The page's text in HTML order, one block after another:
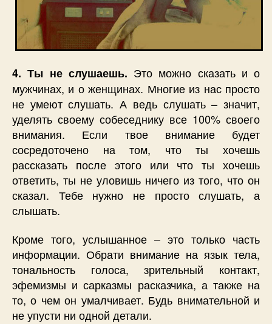
4. Ты не слушаешь. Это можно сказать и о
мужчинах, и о женщинах. Многие из нас просто
не умеют слушать. А ведь слушать – значит,
уделять своему собеседнику все 100% своего
внимания. Если твое внимание будет
сосредоточено на том, что ты хочешь
рассказать после этого или что ты хочешь
ответить, ты не уловишь ничего из того, что он
сказал. Тебе нужно не просто слушать, а
слышать.
Кроме того, услышанное – это только часть
информации. Обрати внимание на язык тела,
тональность голоса, зрительный контакт,
эфемизмы и сарказмы расказчика, а также на
то, о чем он умалчивает. Будь внимательной и
не упусти ни одной детали.